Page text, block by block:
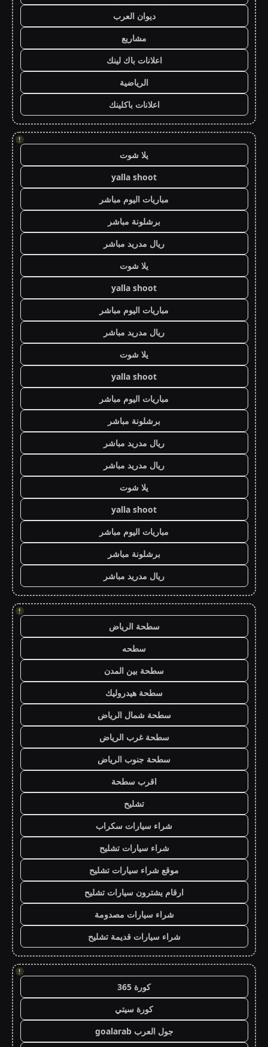
ديوان العرب
مشاريع
اعلانات باك لينك
الرياضية
اعلانات باكلينك
!
يلا شوت
yalla shoot
مباريات اليوم مباشر
برشلونة مباشر
ريال مدريد مباشر
يلا شوت
yalla shoot
مباريات اليوم مباشر
ريال مدريد مباشر
يلا شوت
yalla shoot
مباريات اليوم مباشر
برشلونة مباشر
ريال مدريد مباشر
ريال مدريد مباشر
يلا شوت
yalla shoot
مباريات اليوم مباشر
برشلونة مباشر
ريال مدريد مباشر
!
سطحة الرياض
سطحه
سطحة بين المدن
سطحة هيدروليك
سطحة شمال الرياض
سطحة غرب الرياض
سطحة جنوب الرياض
اقرب سطحة
تشليح
شراء سيارات سكراب
شراء سيارات تشليح
موقع شراء سيارات تشليح
ارقام يشترون سيارات تشليح
شراء سيارات مصدومة
شراء سيارات قديمة تشليح
!
كورة 365
كورة سيتي
جول العرب goalarab